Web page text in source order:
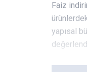
Faiz
yapısal